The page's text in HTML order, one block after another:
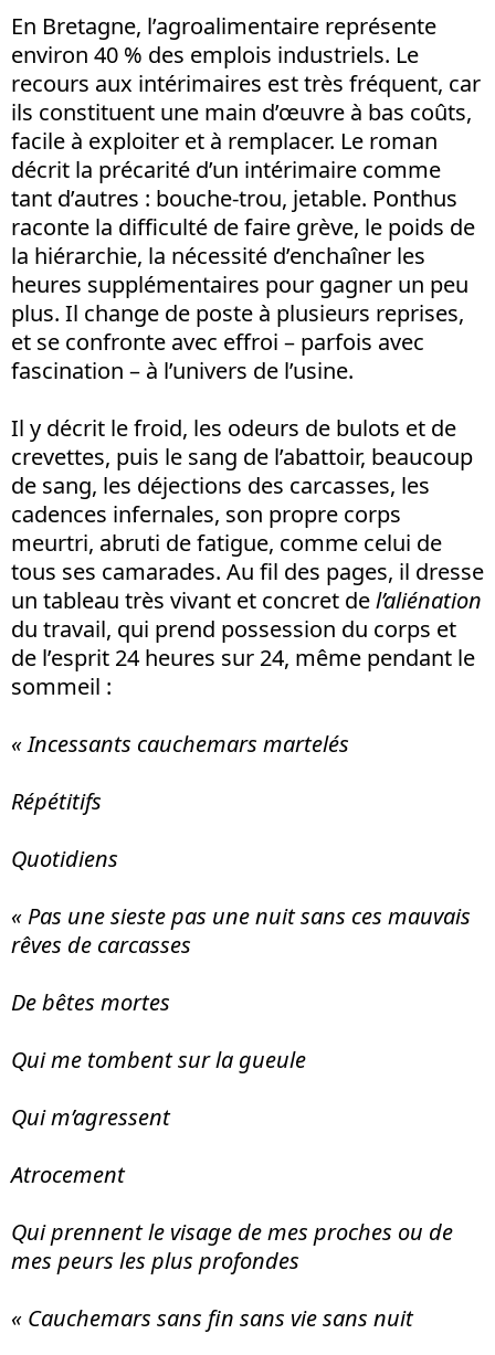
En Bretagne, l’agroalimentaire représente
environ 40 % des emplois industriels. Le
recours aux intérimaires est très fréquent, car
ils constituent une main d’œuvre à bas coûts,
facile à exploiter et à remplacer. Le roman
décrit la précarité d’un intérimaire comme
tant d’autres : bouche-trou, jetable. Ponthus
raconte la difficulté de faire grève, le poids de
la hiérarchie, la nécessité d’enchaîner les
heures supplémentaires pour gagner un peu
plus. Il change de poste à plusieurs reprises,
et se confronte avec effroi – parfois avec
fascination – à l’univers de l’usine.
Il y décrit le froid, les odeurs de bulots et de
crevettes, puis le sang de l’abattoir, beaucoup
de sang, les déjections des carcasses, les
cadences infernales, son propre corps
meurtri, abruti de fatigue, comme celui de
tous ses camarades. Au fil des pages, il dresse
un tableau très vivant et concret del’aliénation
du travail, qui prend possession du corps et
de l’esprit 24 heures sur 24, même pendant le
sommeil :
« Incessants cauchemars martelés
Répétitifs
Quotidiens
« Pas une sieste pas une nuit sans ces mauvais
rêves de carcasses
De bêtes mortes
Qui me tombent sur la gueule
Qui m’agressent
Atrocement
Qui prennent le visage de mes proches ou de
mes peurs les plus profondes
« Cauchemars sans fin sans vie sans nuit